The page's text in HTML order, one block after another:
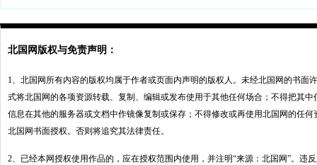
北国网版权与免责声明：
1、北国网所有内容的版权均属于作者或页面内声明的版权人。未经北国网的书面
式将北国网的各项资源转载、复制、编辑或发布使用于其他任何场合；不得把其
信息在其他的服务器或文档中作镜像复制或保存；不得修改或再使用北国网的任
北国网书面授权。否则将追究其法律责任。
2、已经本网授权使用作品的，应在授权范围内使用，并注明“来源：北国网”。违